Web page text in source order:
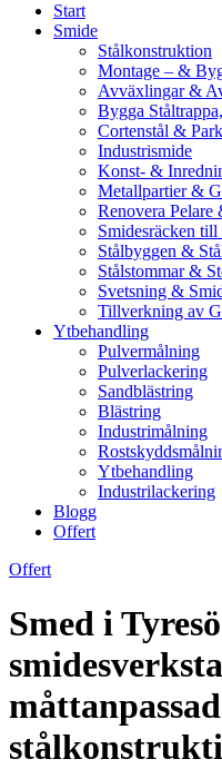
Start
Smide
Stålkonstruktion
Montage – &
Avväxlingar &
Bygga
Cortenstål &
Industrismide
Konst- &
Metallpartier &
Renovera Pelare
Smidesräcken
Stålbyggen &
Stålstommar &
Svetsning &
Tillverkning av
Ytbehandling
Pulvermålning
Pulverlackering
Sandblästring
Blästring
Industrimålning
Ytbehandling
Industrilackering
Blogg
Offert
Offert
Smed i